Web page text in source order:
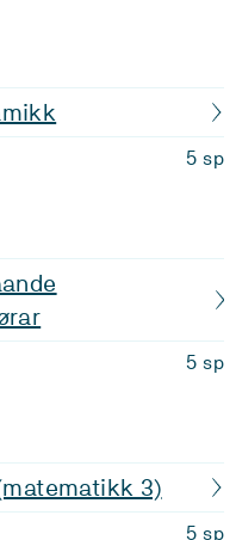
5 sp
5 sp
3)
5 sp